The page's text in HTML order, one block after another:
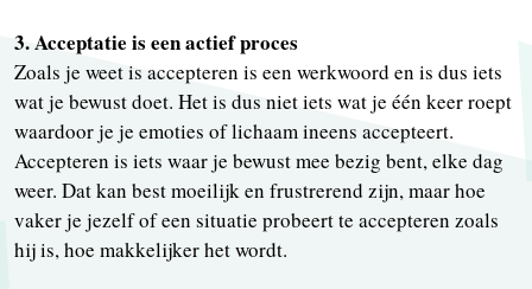
3. Acceptatie is een actief proces
Zoals je weet is accepteren is een werkwoord en is dus iets
wat je bewust doet. Het is dus niet iets wat je één keer roept
waardoor je je emoties of lichaam ineens accepteert.
Accepteren is iets waar je bewust mee bezig bent, elke dag
weer. Dat kan best moeilijk en frustrerend zijn, maar hoe
vaker je jezelf of een situatie probeert te accepteren zoals
hij is, hoe makkelijker het wordt.